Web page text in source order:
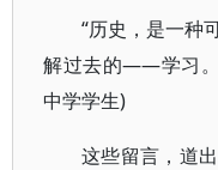
“历史，是一种
解过去的——学习。
中学学生)
这些留言，道